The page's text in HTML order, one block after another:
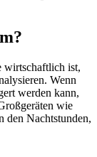
wirtschaftlich ist,
Wenn
werden kann,
wie
den Nachtstunden,